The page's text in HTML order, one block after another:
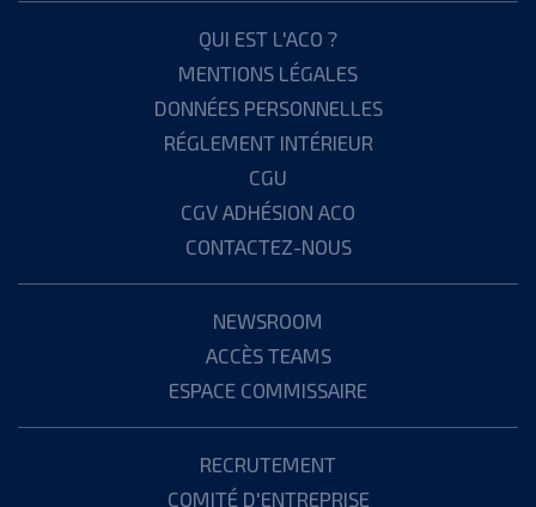
QUI EST L'ACO ?
MENTIONS LÉGALES
DONNÉES PERSONNELLES
RÉGLEMENT INTÉRIEUR
CGU
CGV ADHÉSION ACO
CONTACTEZ-NOUS
NEWSROOM
ACCÈS TEAMS
ESPACE COMMISSAIRE
RECRUTEMENT
COMITÉ D'ENTREPRISE